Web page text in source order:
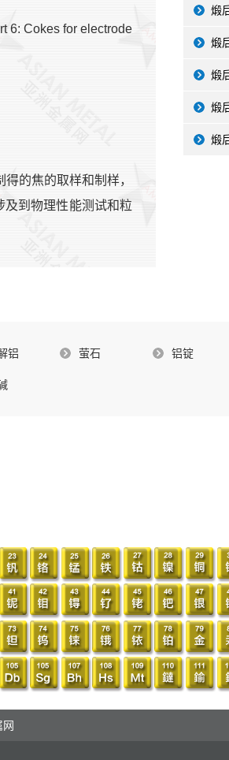
6: Cokes for electrode
的焦的取样和制样，
到物理性能测试和粒
煅
煅
煅
煅
煅
铝 萤石 铝锭